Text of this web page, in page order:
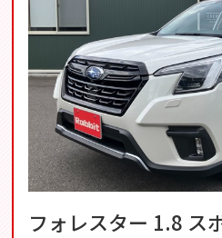
フォレスター 1.8 ス